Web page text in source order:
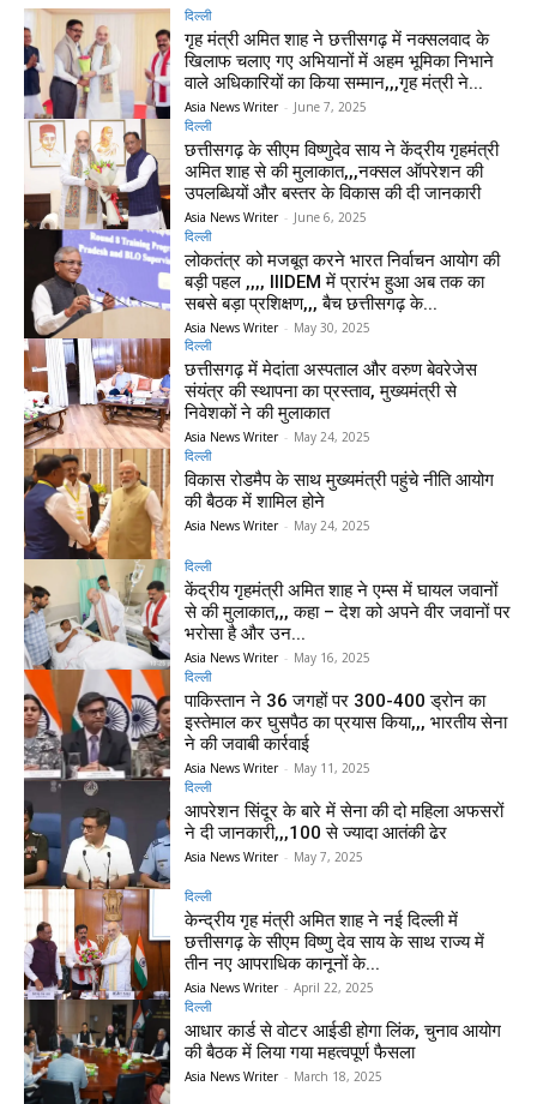
दिल्ली
गृह मंत्री अमित शाह ने छत्तीसगढ़ में नक्सलवाद के
खिलाफ चलाए गए अभियानों में अहम भूमिका निभाने
वाले अधिकारियों का किया सम्मान,,,गृह मंत्री ने...
Asia News Writer - June 7, 2025
दिल्ली
छत्तीसगढ़ के सीएम विष्णुदेव साय ने केंद्रीय गृहमंत्री
अमित शाह से की मुलाकात,,,नक्सल ऑपरेशन की
उपलब्धियों और बस्तर के विकास की दी जानकारी
Asia News Writer - June 6, 2025
दिल्ली
लोकतंत्र को मजबूत करने भारत निर्वाचन आयोग की
बड़ी पहल ,,,, IIIDEM में प्रारंभ हुआ अब तक का
सबसे बड़ा प्रशिक्षण,,, बैच छत्तीसगढ़ के...
Asia News Writer - May 30, 2025
दिल्ली
छत्तीसगढ़ में मेदांता अस्पताल और वरुण बेवरेजेस
संयंत्र की स्थापना का प्रस्ताव, मुख्यमंत्री से
निवेशकों ने की मुलाकात
Asia News Writer - May 24, 2025
दिल्ली
विकास रोडमैप के साथ मुख्यमंत्री पहुंचे नीति आयोग
की बैठक में शामिल होने
Asia News Writer - May 24, 2025
दिल्ली
केंद्रीय गृहमंत्री अमित शाह ने एम्स में घायल जवानों
से की मुलाकात,,, कहा – देश को अपने वीर जवानों पर
भरोसा है और उन...
Asia News Writer - May 16, 2025
दिल्ली
पाकिस्तान ने 36 जगहों पर 300-400 ड्रोन का
इस्तेमाल कर घुसपैठ का प्रयास किया,,, भारतीय सेना
ने की जवाबी कार्रवाई
Asia News Writer - May 11, 2025
दिल्ली
आपरेशन सिंदूर के बारे में सेना की दो महिला अफसरों
ने दी जानकारी,,,100 से ज्यादा आतंकी ढेर
Asia News Writer - May 7, 2025
दिल्ली
केन्द्रीय गृह मंत्री अमित शाह ने नई दिल्ली में
छत्तीसगढ़ के सीएम विष्णु देव साय के साथ राज्य में
तीन नए आपराधिक कानूनों के...
Asia News Writer - April 22, 2025
दिल्ली
आधार कार्ड से वोटर आईडी होगा लिंक, चुनाव आयोग
की बैठक में लिया गया महत्वपूर्ण फैसला
Asia News Writer - March 18, 2025